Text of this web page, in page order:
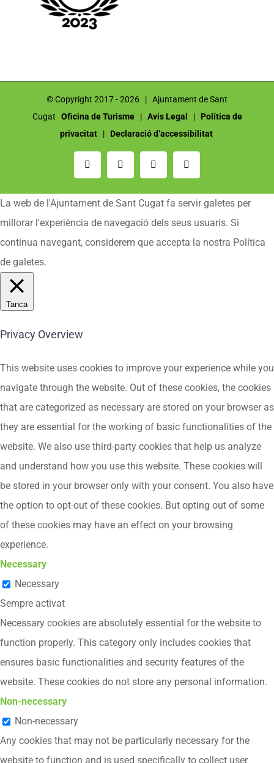
© Copyright 2017 -2026 | Ajuntament de Sant
Cugat Oficina de Turisme| Avis Legal | Política de
privacitat| Declaració d’accessibilitat
Email: InstagramFacebookYouTube
La web de l'Ajuntament de Sant Cugat fa servir galetes per
millorar l'experiència de navegació dels seus usuaris. Si
continua navegant, considerem que accepta la nostra Política
de galetes.
Tanca
Privacy Overview
This website uses cookies to improve your experience while you
navigate through the website. Out of these cookies, the cookies
that are categorized as necessary are stored on your browser as
they are essential for the working of basic functionalities of the
website. We also use third-party cookies that help us analyze
and understand how you use this website. These cookies will
be stored in your browser only with your consent. You also have
the option to opt-out of these cookies. But opting out of some
of these cookies may have an effect on your browsing
experience.
Necessary
Necessary
Sempre activat
Necessary cookies are absolutely essential for the website to
function properly. This category only includes cookies that
ensures basic functionalities and security features of the
website. These cookies do not store any personal information.
Non-necessary
Non-necessary
Any cookies that may not be particularly necessary for the
website to function and is used specifically to collect user